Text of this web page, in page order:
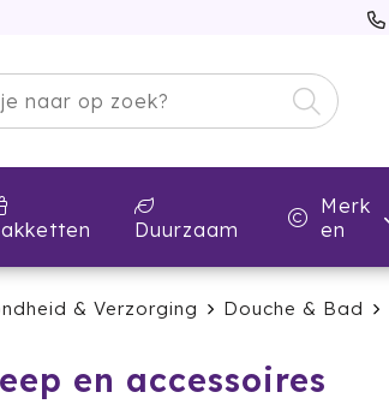
Duurzaam
Merk
en
& Verzorging Douche & Bad
en accessoires